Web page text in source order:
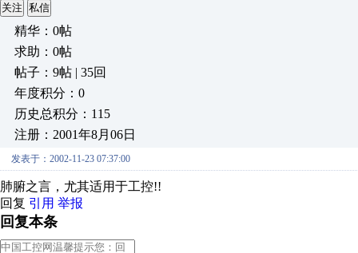
关注 私信
精华：0帖
求助：0帖
帖子：9帖 | 35回
年度积分：0
历史总积分：115
注册：2001年8月06日
发表于：2002-11-23 07:37:00
肺腑之言，尤其适用于工控!!
回复 引用 举报
回复本条